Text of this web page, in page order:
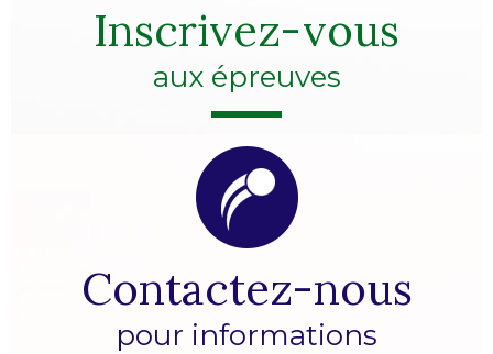
Inscrivez-vous
aux épreuves
Contactez-nous
pour informations